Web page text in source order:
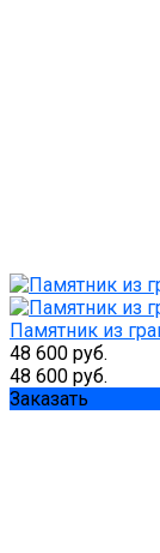
Памятник из
48 600 руб.
48 600 руб.
Заказать